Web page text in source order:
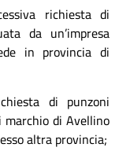
richiesta di
da un’impresa
in provincia di
di punzoni
marchio di Avellino
altra provincia;